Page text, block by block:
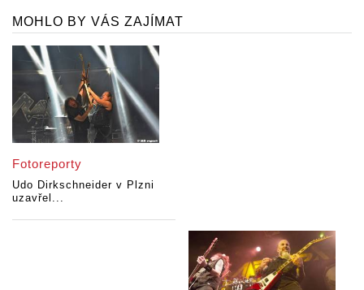
MOHLO BY VÁS ZAJÍMAT
Fotoreporty
Udo Dirkschneider v Plzni
uzavřel...